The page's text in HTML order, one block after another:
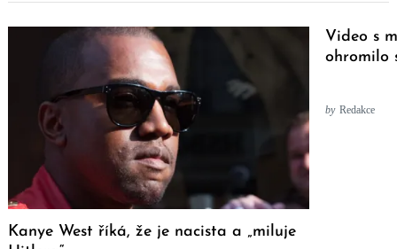
Kanye West říká, že je nacista a „miluje
Video s
ohromilo
by Redakce